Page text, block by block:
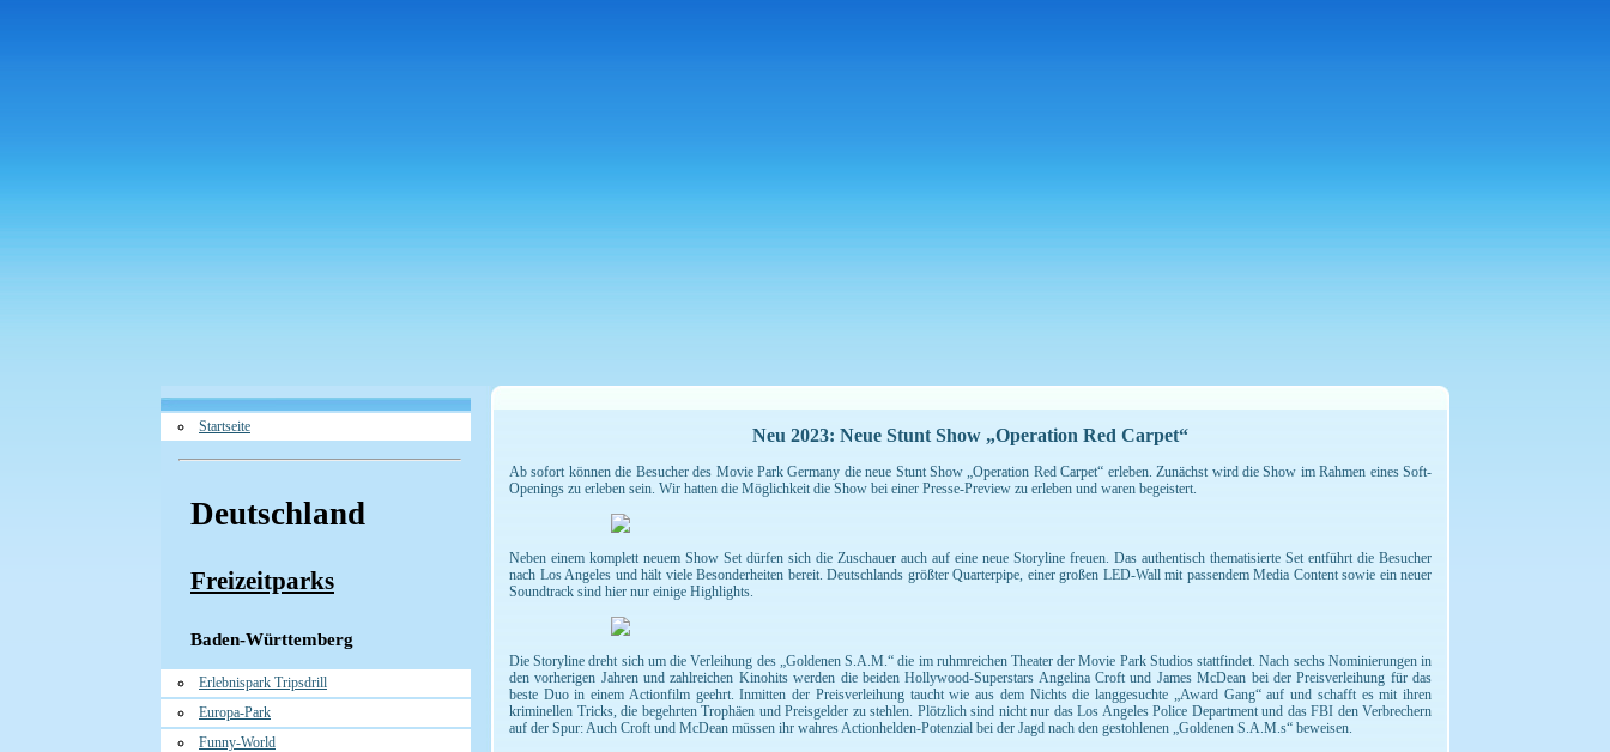
Startseite
Deutschland
Freizeitparks
Baden-Württemberg
Erlebnispark Tripsdrill
Europa-Park
Funny-World
Neu 2023: Neue Stunt Show „Operation Red Carpet“
Ab sofort können die Besucher des Movie Park Germany die neue Stunt Show „Operation Red Carpet“ erleben. Zunächst wird die Show im Rahmen eines Soft-
Openings zu erleben sein. Wir hatten die Möglichkeit die Show bei einer Presse-Preview zu erleben und waren begeistert.
Neben einem komplett neuem Show Set dürfen sich die Zuschauer auch auf eine neue Storyline freuen. Das authentisch thematisierte Set entführt die Besucher
nach Los Angeles und hält viele Besonderheiten bereit. Deutschlands größter Quarterpipe, einer großen LED-Wall mit passendem Media Content sowie ein neuer
Soundtrack sind hier nur einige Highlights.
Die Storyline dreht sich um die Verleihung des „Goldenen S.A.M.“ die im ruhmreichen Theater der Movie Park Studios stattfindet. Nach sechs Nominierungen in
den vorherigen Jahren und zahlreichen Kinohits werden die beiden Hollywood-Superstars Angelina Croft und James McDean bei der Preisverleihung für das
beste Duo in einem Actionfilm geehrt. Inmitten der Preisverleihung taucht wie aus dem Nichts die langgesuchte „Award Gang“ auf und schafft es mit ihren
kriminellen Tricks, die begehrten Trophäen und Preisgelder zu stehlen. Plötzlich sind nicht nur das Los Angeles Police Department und das FBI den Verbrechern
auf der Spur: Auch Croft und McDean müssen ihr wahres Actionhelden-Potenzial bei der Jagd nach den gestohlenen „Goldenen S.A.M.s“ beweisen.